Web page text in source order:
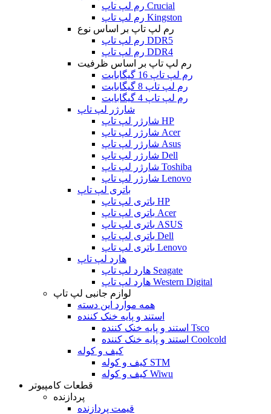
رم لپ تاپ Crucial
رم لپ تاپ Kingston
رم لپ تاپ بر اساس نوع
رم لپ تاپ DDR5
رم لپ تاپ DDR4
رم لپ تاپ بر اساس ظرفیت
رم لپ تاپ 16 گیگابایت
رم لپ تاپ 8 گیگابایت
رم لپ تاپ 4 گیگابایت
شارژر لپ تاپ
شارژر لپ تاپ HP
شارژر لپ تاپ Acer
شارژر لپ تاپ Asus
شارژر لپ تاپ Dell
شارژر لپ تاپ Toshiba
شارژر لپ تاپ Lenovo
باتری لپ تاپ
باتری لپ تاپ HP
باتری لپ تاپ Acer
باتری لپ تاپ ASUS
باتری لپ تاپ Dell
باتری لپ تاپ Lenovo
هارد لپ تاپ
هارد لپ تاپ Seagate
هارد لپ تاپ Western Digital
لوازم جانبی لپ تاپ
همه موارد این دسته
استند و پایه خنک کننده
استند و پایه خنک کننده Tsco
استند و پایه خنک کننده Coolcold
کیف و کوله
کیف و کوله STM
کیف و کوله Wiwu
قطعات کامپیوتر
پردازنده
قیمت پردازنده